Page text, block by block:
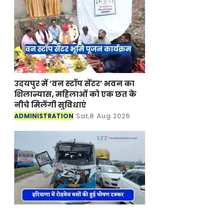
के ऑनलाइन आवेदन
उदयपुर में ‘वन स्टॉप सेंटर’ भवन का
शिलान्यास, महिलाओं को एक छत के
नीचे मिलेंगी सुविधाएं
ADMINISTRATION Sat,8 Aug 2026